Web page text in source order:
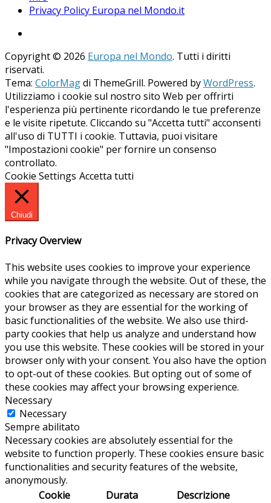
Privacy Policy Europa nel Mondo.it
Copyright © 2026 Europa nel Mondo. Tutti i diritti
riservati.
Tema: ColorMagdi ThemeGrill. Powered byWordPress.
Utilizziamo i cookie sul nostro sito Web per offrirti
l'esperienza più pertinente ricordando le tue preferenze
e le visite ripetute. Cliccando su "Accetta tutti" acconsenti
all'uso di TUTTI i cookie. Tuttavia, puoi visitare
"Impostazioni cookie" per fornire un consenso
controllato.
Cookie Settings Accetta tutti
Chiudi
Privacy Overview
This website uses cookies to improve your experience
while you navigate through the website. Out of these, the
cookies that are categorized as necessary are stored on
your browser as they are essential for the working of
basic functionalities of the website. We also use third-
party cookies that help us analyze and understand how
you use this website. These cookies will be stored in your
browser only with your consent. You also have the option
to opt-out of these cookies. But opting out of some of
these cookies may affect your browsing experience.
Necessary
Necessary
Sempre abilitato
Necessary cookies are absolutely essential for the
website to function properly. These cookies ensure basic
functionalities and security features of the website,
anonymously.
Cookie
Durata Descrizione